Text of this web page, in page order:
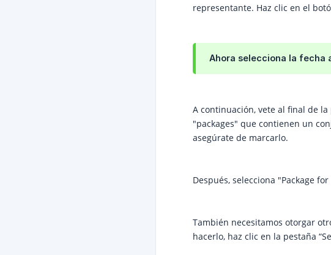
representante. Haz clic en el
Ahora selecciona la fecha
A continuación, vete al final de
"packages" que contienen un
asegúrate de marcarlo.
Después, selecciona "Package
También necesitamos otorgar
hacerlo, haz clic en la pestaña